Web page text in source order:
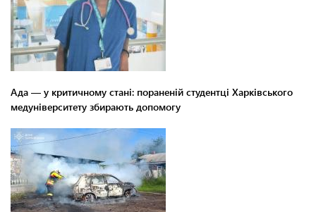
Ада — у критичному стані: пораненій студентці Харківського
медуніверситету збирають допомогу